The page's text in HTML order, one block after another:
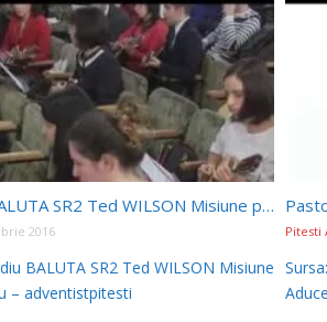
Pastor Ovidiu BALUTA SR2 Ted WILSON Misiune pentru Dumnezeu
2016
BALUTA SR2 Ted WILSON Misiune
– adventistpitesti
Pitesti